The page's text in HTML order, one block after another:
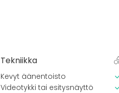
Tekniikka
Kevyt äänentoisto
Videotykki tai esitysnäyttö